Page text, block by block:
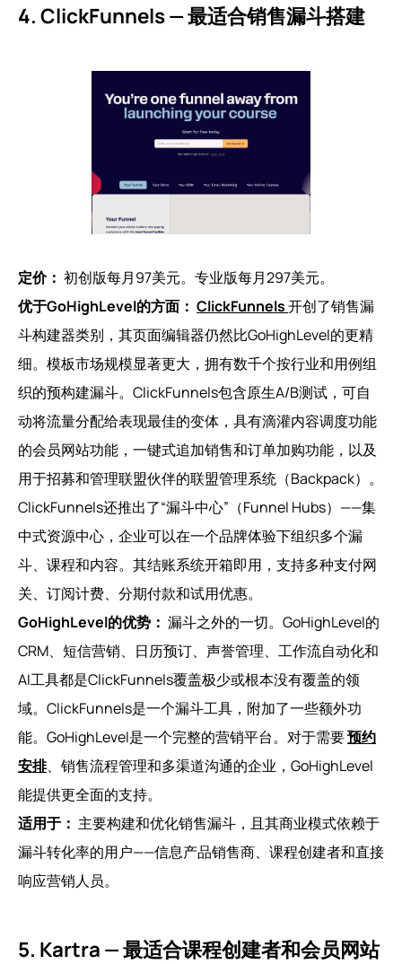
4. ClickFunnels — 最适合销售漏斗搭建
定价： 初创版每月97美元。专业版每月297美元。
优于GoHighLevel的方面： ClickFunnels开创了销售漏
斗构建器类别，其页面编辑器仍然比GoHighLevel的更精
细。模板市场规模显著更大，拥有数千个按行业和用例组
织的预构建漏斗。ClickFunnels包含原生A/B测试，可自
动将流量分配给表现最佳的变体，具有滴灌内容调度功能
的会员网站功能，一键式追加销售和订单加购功能，以及
用于招募和管理联盟伙伴的联盟管理系统（Backpack）。
ClickFunnels还推出了“漏斗中心”（Funnel Hubs）——集
中式资源中心，企业可以在一个品牌体验下组织多个漏
斗、课程和内容。其结账系统开箱即用，支持多种支付网
关、订阅计费、分期付款和试用优惠。
GoHighLevel的优势： 漏斗之外的一切。GoHighLevel的
CRM、短信营销、日历预订、声誉管理、工作流自动化和
AI工具都是ClickFunnels覆盖极少或根本没有覆盖的领
域。ClickFunnels是一个漏斗工具，附加了一些额外功
能。GoHighLevel是一个完整的营销平台。对于需要预约
安排、销售流程管理和多渠道沟通的企业，GoHighLevel
能提供更全面的支持。
适用于： 主要构建和优化销售漏斗，且其商业模式依赖于
漏斗转化率的用户——信息产品销售商、课程创建者和直接
响应营销人员。
5. Kartra — 最适合课程创建者和会员网站